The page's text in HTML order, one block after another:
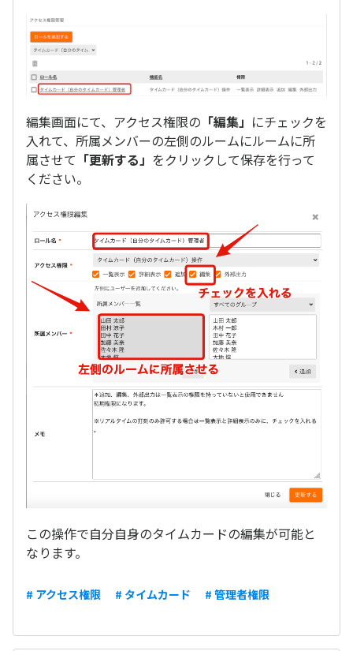
編集画面にて、アクセス権限の 「編集」 にチェックを
入れて、所属メンバーの左側のルームにルームに所
属させて 「更新する」 をクリックして保存を行って
ください。
この操作で自分自身のタイムカードの編集が可能と
なります。
# アクセス権限 # タイムカード # 管理者権限